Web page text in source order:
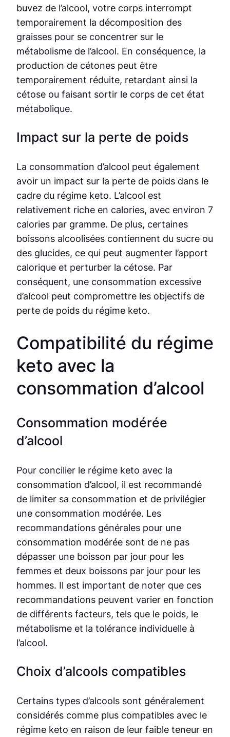
buvez de l’alcool, votre corps interrompt
temporairement la décomposition des
graisses pour se concentrer sur le
métabolisme de l’alcool. En conséquence, la
production de cétones peut être
temporairement réduite, retardant ainsi la
cétose ou faisant sortir le corps de cet état
métabolique.
Impact sur la perte de poids
La consommation d’alcool peut également
avoir un impact sur la perte de poids dans le
cadre du régime keto. L’alcool est
relativement riche en calories, avec environ 7
calories par gramme. De plus, certaines
boissons alcoolisées contiennent du sucre ou
des glucides, ce qui peut augmenter l’apport
calorique et perturber la cétose. Par
conséquent, une consommation excessive
d’alcool peut compromettre les objectifs de
perte de poids du régime keto.
Compatibilité du régime
keto avec la
consommation d’alcool
Consommation modérée
d’alcool
Pour concilier le régime keto avec la
consommation d’alcool, il est recommandé
de limiter sa consommation et de privilégier
une consommation modérée. Les
recommandations générales pour une
consommation modérée sont de ne pas
dépasser une boisson par jour pour les
femmes et deux boissons par jour pour les
hommes. Il est important de noter que ces
recommandations peuvent varier en fonction
de différents facteurs, tels que le poids, le
métabolisme et la tolérance individuelle à
l’alcool.
Choix d’alcools compatibles
Certains types d’alcools sont généralement
considérés comme plus compatibles avec le
régime keto en raison de leur faible teneur en